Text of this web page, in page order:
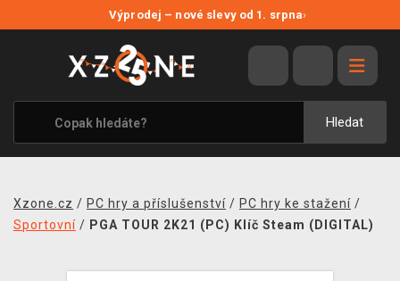
Výprodej – nové slevy od 1. srpna›
Hledat
VÝPRODEJ
VIDEOHRY
XZONE ORIGINALS
TÉMATIKY
MERCHANDISE
Xzone.cz / PC hry a příslušenství / PC hry ke stažení /
Sportovní / PGA TOUR 2K21 (PC) Klíč Steam (DIGITAL)